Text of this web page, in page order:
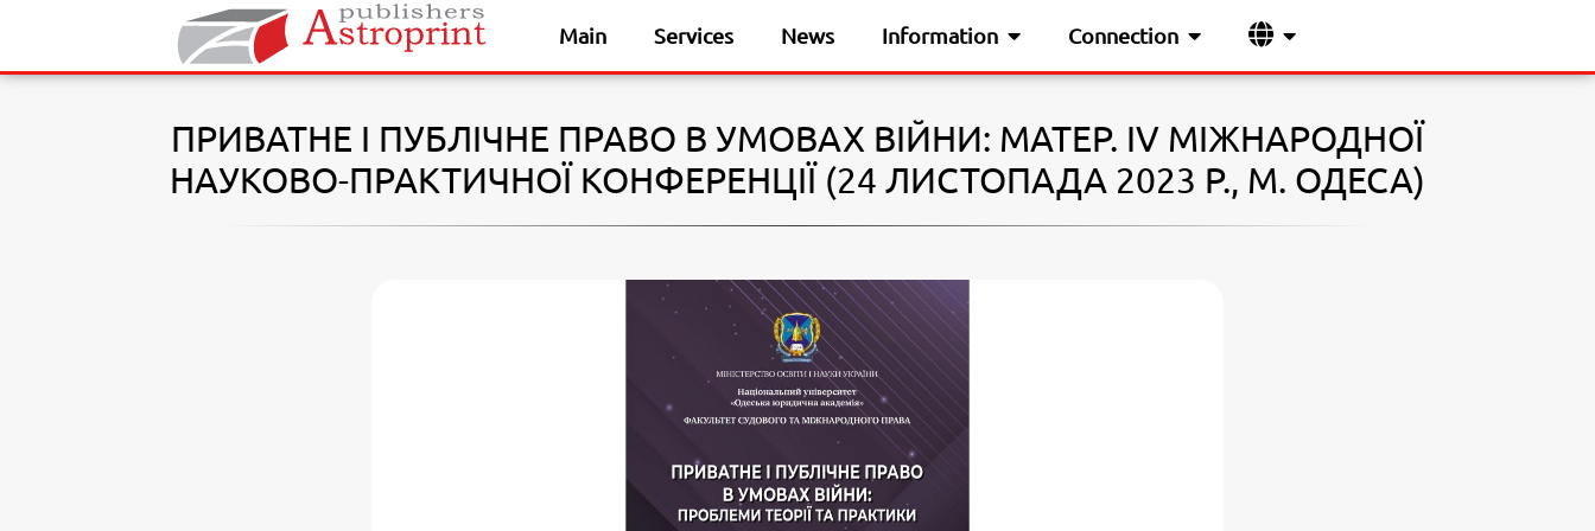
Main Services News Information Connection
ПРИВАТНЕ І ПУБЛІЧНЕ ПРАВО В УМОВАХ ВІЙНИ: МАТЕР. ІV МІЖНАРОДНОЇ
НАУКОВО-ПРАКТИЧНОЇ КОНФЕРЕНЦІЇ (24 ЛИСТОПАДА 2023 Р., М. ОДЕСА)